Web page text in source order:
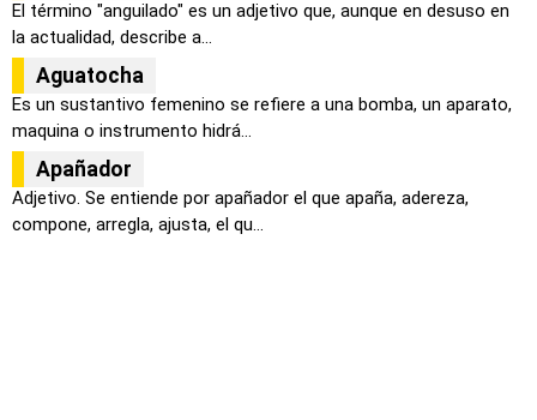
El término "anguilado" es un adjetivo que, aunque en desuso en
la actualidad, describe a...
Aguatocha
Es un sustantivo femenino se refiere a una bomba, un aparato,
maquina o instrumento hidrá...
Apañador
Adjetivo. Se entiende por apañador el que apaña, adereza,
compone, arregla, ajusta, el qu...